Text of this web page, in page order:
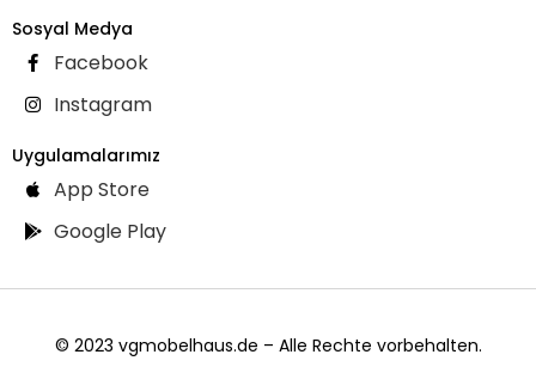
Sosyal Medya
Facebook
Instagram
Uygulamalarımız
App Store
Google Play
© 2023 vgmobelhaus.de – Alle Rechte vorbehalten.